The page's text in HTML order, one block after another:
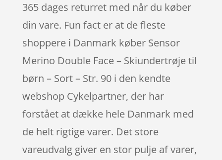
365 dages returret med når du køber
din vare. Fun fact er at de fleste
shoppere i Danmark køber Sensor
Merino Double Face – Skiundertrøje til
børn – Sort – Str. 90 i den kendte
webshop Cykelpartner, der har
forstået at dække hele Danmark med
de helt rigtige varer. Det store
vareudvalg giver en stor pulje af varer,